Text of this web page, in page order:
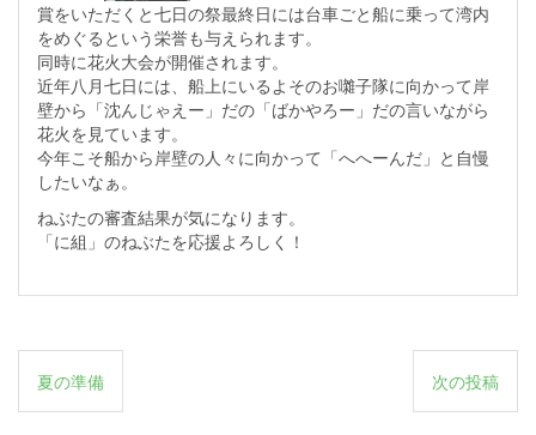
賞をいただくと七日の祭最終日には台車ごと船に乗って湾内
をめぐるという栄誉も与えられます。
同時に花火大会が開催されます。
近年八月七日には、船上にいるよそのお囃子隊に向かって岸
壁から「沈んじゃえー」だの「ばかやろー」だの言いながら
花火を見ています。
今年こそ船から岸壁の人々に向かって「へへーんだ」と自慢
したいなぁ。
ねぶたの審査結果が気になります。
「に組」のねぶたを応援よろしく！
投
稿
夏の準備 次の投稿